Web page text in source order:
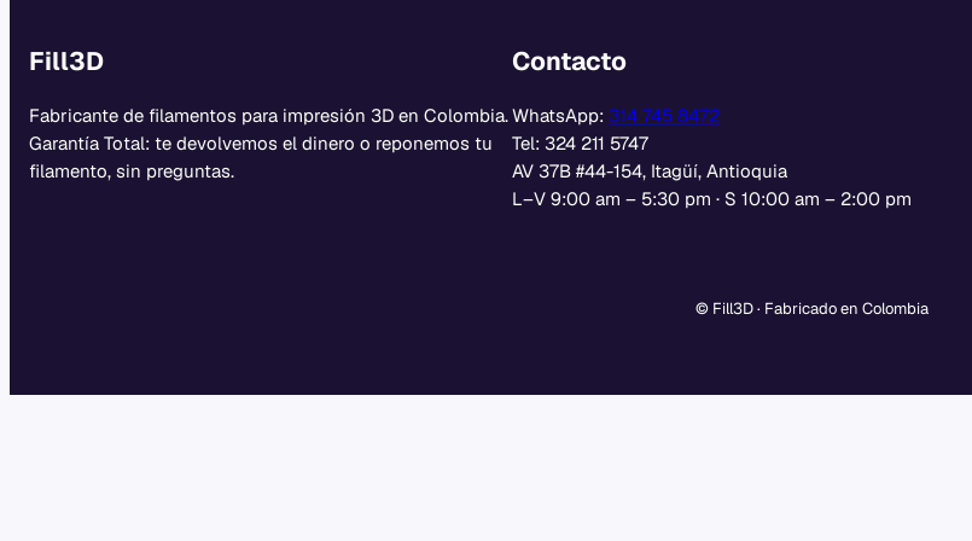
Fill3D
Fabricante de filamentos para impresión 3D en Colombia.
Garantía Total: te devolvemos el dinero o reponemos tu
filamento, sin preguntas.
Contacto
WhatsApp: 314 745 8472
Tel: 324 211 5747
AV 37B #44-154, Itagüí, Antioquia
L–V 9:00 am – 5:30 pm · S 10:00 am – 2:00 pm
© Fill3D · Fabricado en Colombia